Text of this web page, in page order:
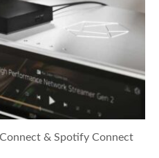
& Spotify Connect